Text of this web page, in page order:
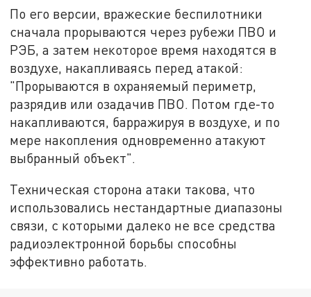
По его версии, вражеские беспилотники
сначала прорываются через рубежи ПВО и
РЭБ, а затем некоторое время находятся в
воздухе, накапливаясь перед атакой:
"Прорываются в охраняемый периметр,
разрядив или озадачив ПВО. Потом где-то
накапливаются, барражируя в воздухе, и по
мере накопления одновременно атакуют
выбранный объект".
Техническая сторона атаки такова, что
использовались нестандартные диапазоны
связи, с которыми далеко не все средства
радиоэлектронной борьбы способны
эффективно работать.